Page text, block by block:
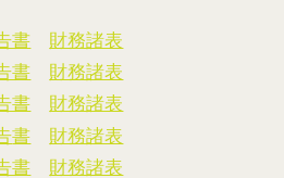
書
財務諸表
書
財務諸表
書
財務諸表
書
財務諸表
書
財務諸表